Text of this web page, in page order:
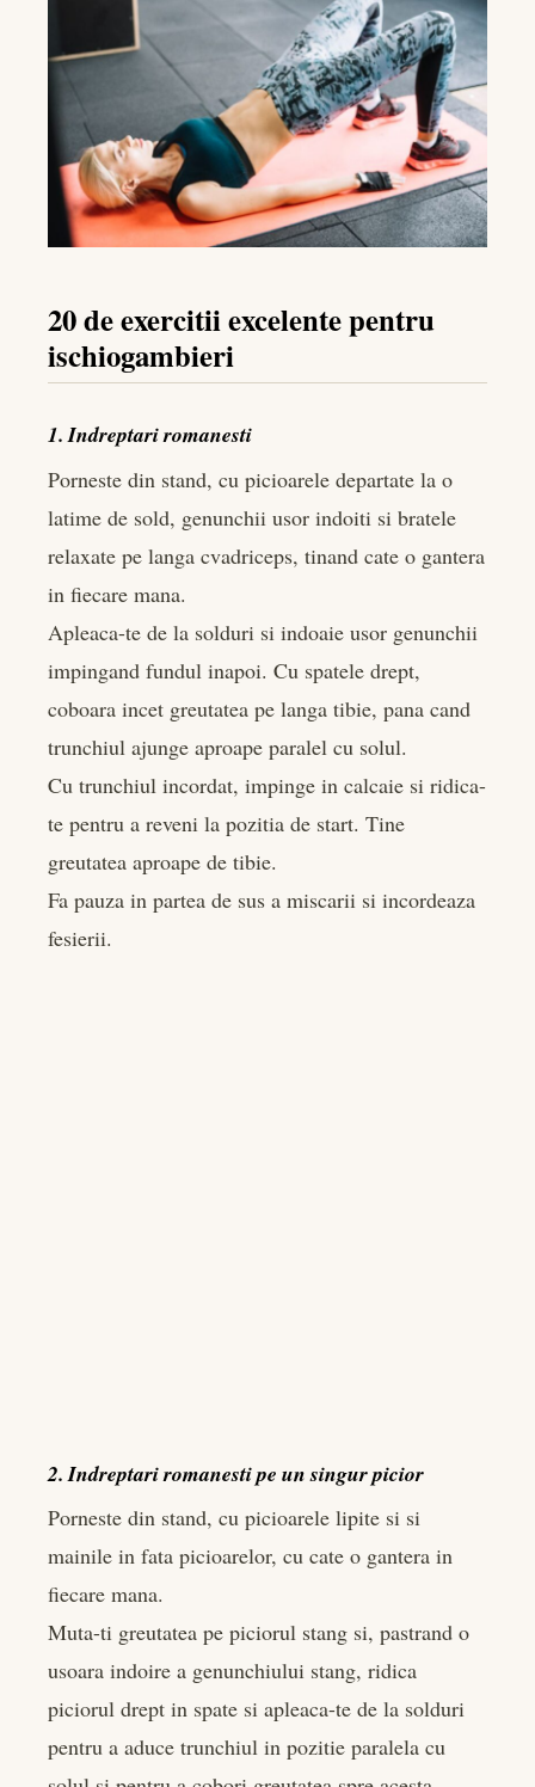
20 de exercitii excelente pentru
ischiogambieri
1. Indreptari romanesti
Porneste din stand, cu picioarele departate la o
latime de sold, genunchii usor indoiti si bratele
relaxate pe langa cvadriceps, tinand cate o gantera
in fiecare mana.
Apleaca-te de la solduri si indoaie usor genunchii
impingand fundul inapoi. Cu spatele drept,
coboara incet greutatea pe langa tibie, pana cand
trunchiul ajunge aproape paralel cu solul.
Cu trunchiul incordat, impinge in calcaie si ridica-
te pentru a reveni la pozitia de start. Tine
greutatea aproape de tibie.
Fa pauza in partea de sus a miscarii si incordeaza
fesierii.
2. Indreptari romanesti pe un singur picior
Porneste din stand, cu picioarele lipite si si
mainile in fata picioarelor, cu cate o gantera in
fiecare mana.
Muta-ti greutatea pe piciorul stang si, pastrand o
usoara indoire a genunchiului stang, ridica
piciorul drept in spate si apleaca-te de la solduri
pentru a aduce trunchiul in pozitie paralela cu